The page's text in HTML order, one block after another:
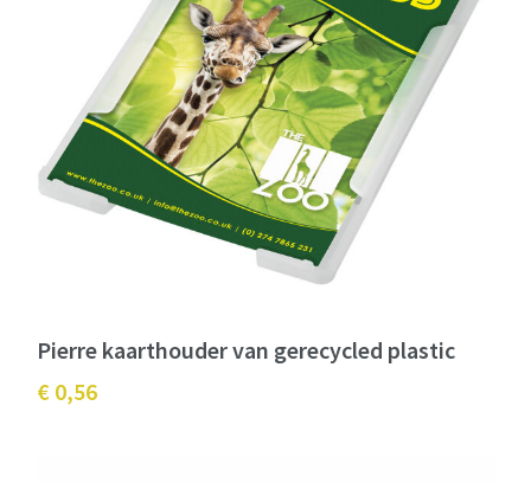
Pierre kaarthouder van gerecycled plastic
€ 0,56